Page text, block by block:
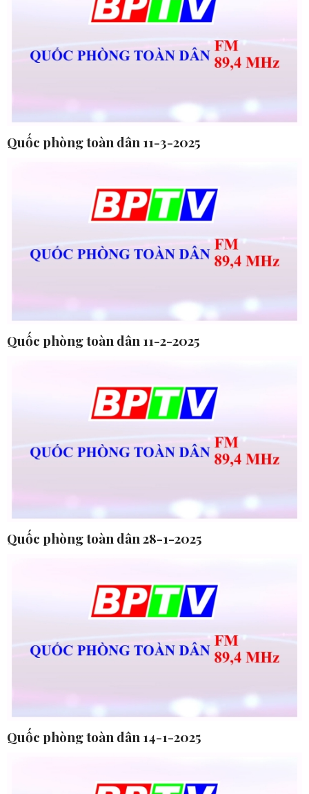
Quốc phòng toàn dân 11-3-2025
Quốc phòng toàn dân 11-2-2025
Quốc phòng toàn dân 28-1-2025
Quốc phòng toàn dân 14-1-2025